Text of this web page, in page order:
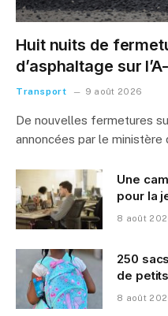
Huit nuits de
d’asphaltage sur
Transport 9 août 2026
De nouvelles fermetures
annoncées par le
Une
pour la
8 août
250
de
8 août